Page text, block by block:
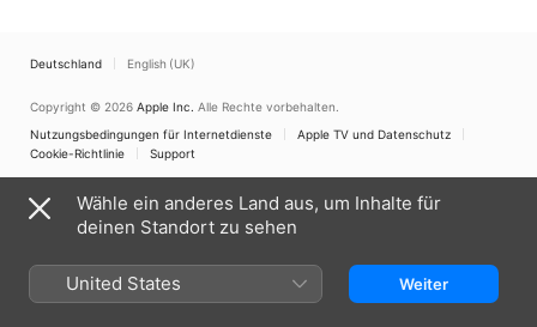
Deutschland English (UK)
Copyright © 2026 Apple Inc. Alle Rechte vorbehalten.
Nutzungsbedingungen für Internetdienste
Apple TV und Datenschutz
Cookie-Richtlinie
Support
Wähle ein anderes Land aus, um Inhalte für
deinen Standort zu sehen
United States Weiter